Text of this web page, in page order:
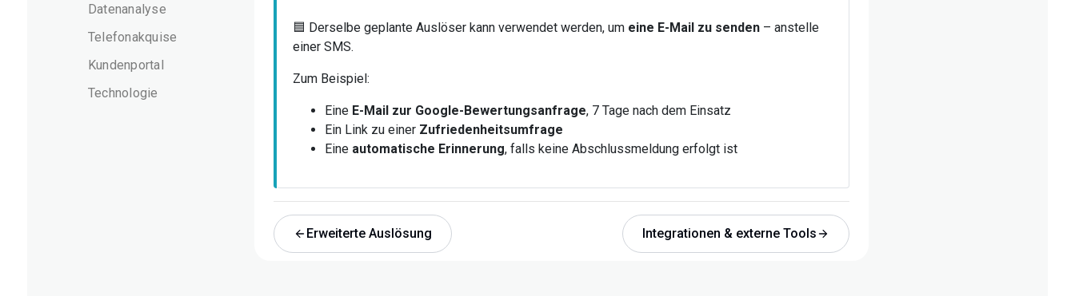
Datenanalyse
Telefonakquise
Kundenportal
Technologie
🟦 Derselbe geplante Auslöser kann verwendet werden, um eine E-Mail zu senden– anstelle
einer SMS.
Zum Beispiel:
Eine E-Mail zur Google-Bewertungsanfrage, 7 Tage nach dem Einsatz
Ein Link zu einer Zufriedenheitsumfrage
Eine automatische Erinnerung, falls keine Abschlussmeldung erfolgt ist
Erweiterte Auslösung Integrationen & externe Tools